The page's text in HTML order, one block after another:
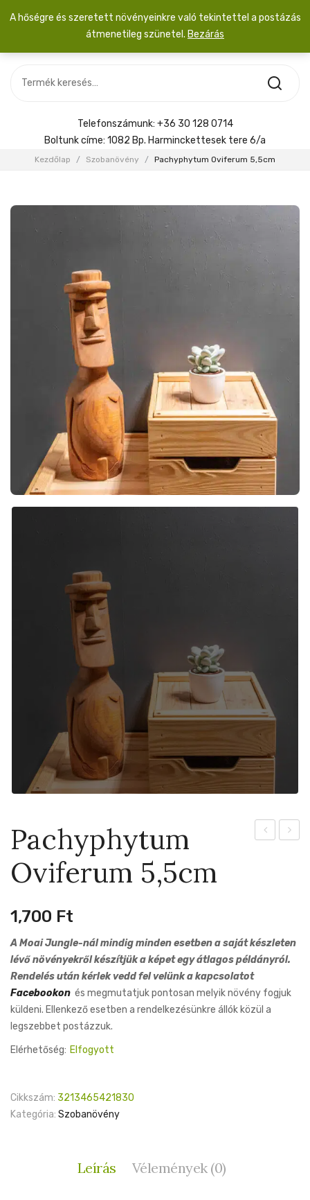
SZOBANÖVÉNY
KIEGÉSZÍTŐK
Menyasszonyi csokor
Telefonszámunk: +36 30 128 0714
Boltunk címe: 1082 Bp. Harminckettesek tere 6/a
Kezdőlap / Szobanövény / Pachyphytum Oviferum 5,5cm
Pachyphytum
Oviferum 5,5cm
1,700 Ft
A Moai Jungle-nál mindig minden esetben a saját készleten
lévő növényekről készítjük a képet egy átlagos példányról.
Rendelés után kérlek vedd fel velünk a kapcsolatot
Facebookon és megmutatjuk pontosan melyik növény fogjuk
küldeni. Ellenkező esetben a rendelkezésünkre állók közül a
legszebbet postázzuk.
Elérhetőség: Elfogyott
Cikkszám: 3213465421830
Kategória: Szobanövény
Leírás Vélemények (0)
A hőségre és szeretett növényeinkre való tekintettel a postázás
átmenetileg szünetel. Bezárás